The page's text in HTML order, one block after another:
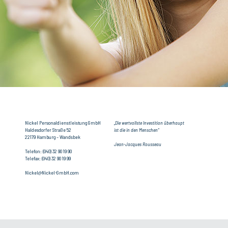
Nickel Personaldienstleistung GmbH
Haldesdorfer Straße 52
22179 Hamburg – Wandsbek
Telefon: (040) 32 90 19 90
Telefax: (040) 32 90 19 99
Nickel@Nickel-GmbH.com
„Die wertvollste Investition überhaupt
ist die in den Menschen“
Jean-Jacques Rousseau